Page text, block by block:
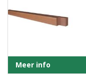
Meer info